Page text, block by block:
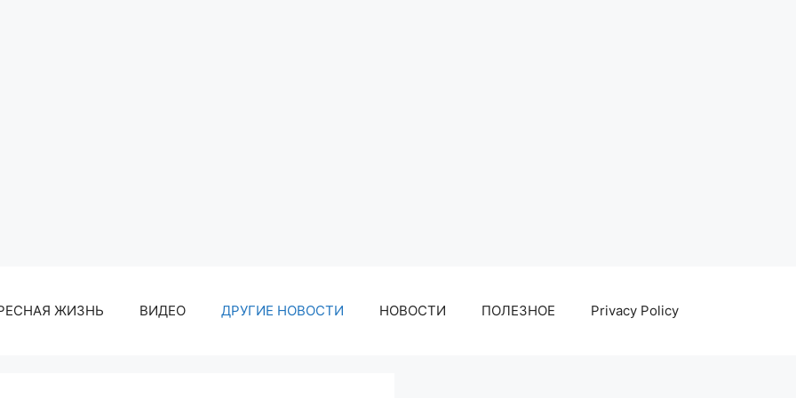
ЖИЗНЬ ВИДЕО ДРУГИЕ НОВОСТИ НОВОСТИ ПОЛЕЗНОЕ Privacy Policy